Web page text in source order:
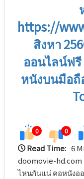
https://
สิงหา
ออนไลน์ฟ
หนังบนมือถื
0 0
Read Time: 6
doomovie-
ไหนกันแน่ คอหนังอ